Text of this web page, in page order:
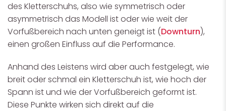
des Kletterschuhs, also wie symmetrisch oder
asymmetrisch das Modell ist oder wie weit der
Vorfußbereich nach unten geneigt ist (Downturn),
einen großen Einfluss auf die Performance.
Anhand des Leistens wird aber auch festgelegt, wie
breit oder schmal ein Kletterschuh ist, wie hoch der
Spann ist und wie der Vorfußbereich geformt ist.
Diese Punkte wirken sich direkt auf die